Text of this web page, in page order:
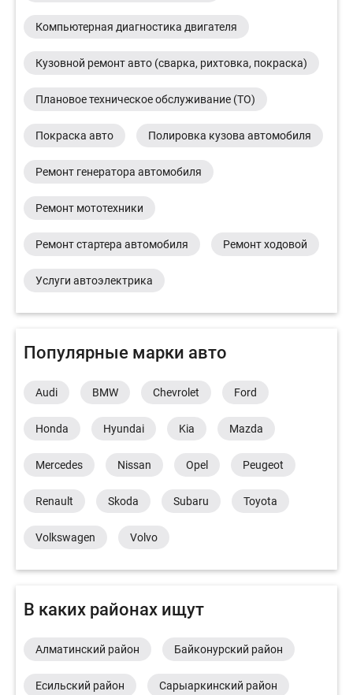
Компьютерная диагностика двигателя
Кузовной ремонт авто (сварка, рихтовка, покраска)
Плановое техническое обслуживание (ТО)
Покраска авто Полировка кузова автомобиля
Ремонт генератора автомобиля
Ремонт мототехники
Ремонт стартера автомобиля Ремонт ходовой
Услуги автоэлектрика
Популярные марки авто
Audi BMW Chevrolet Ford
Honda Hyundai Kia Mazda
Mercedes Nissan Opel Peugeot
Renault Skoda Subaru Toyota
Volkswagen Volvo
В каких районах ищут
Алматинский район Байконурский район
Есильский район Сарыаркинский район